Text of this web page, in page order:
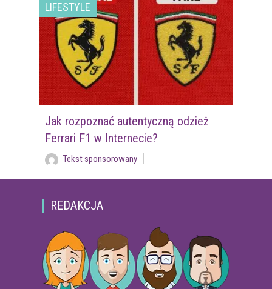
LIFESTYLE
Jak rozpoznać autentyczną odzież
Ferrari F1 w Internecie?
Tekst sponsorowany
REDAKCJA